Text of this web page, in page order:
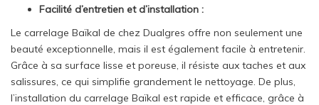
Facilité d’entretien et d’installation :
Le carrelage Baïkal de chez Dualgres offre non seulement une
beauté exceptionnelle, mais il est également facile à entretenir.
Grâce à sa surface lisse et poreuse, il résiste aux taches et aux
salissures, ce qui simplifie grandement le nettoyage. De plus,
l’installation du carrelage Baïkal est rapide et efficace, grâce à